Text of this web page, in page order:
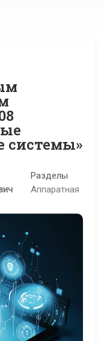
системы»
Разделы
Аппаратная